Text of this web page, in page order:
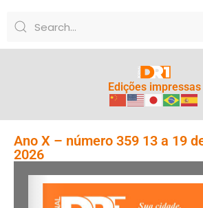
Edições impressas
Ano X – número 359 13 a 19
2026